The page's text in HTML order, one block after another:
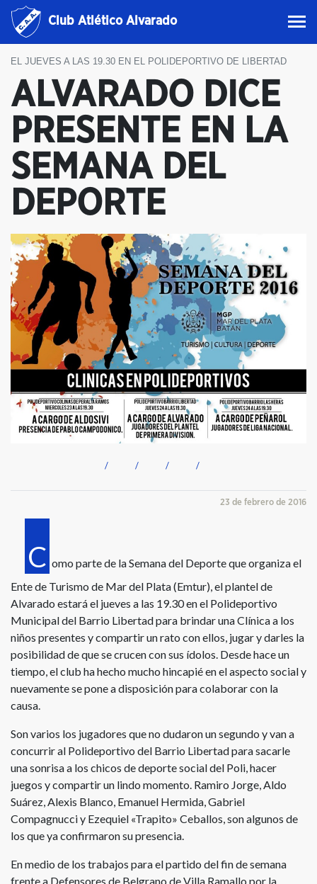
Club Atlético Alvarado
EL JUEVES A LAS 19.30 EN EL POLIDEPORTIVO DE LIBERTAD
ALVARADO DICE
PRESENTE EN LA
SEMANA DEL
DEPORTE
23 de febrero de 2016
C omo parte de la Semana del Deporte que organiza el
Ente de Turismo de Mar del Plata (Emtur), el plantel de
Alvarado estará el jueves a las 19.30 en el Polideportivo
Municipal del Barrio Libertad para brindar una Clínica a los
niños presentes y compartir un rato con ellos, jugar y darles la
posibilidad de que se crucen con sus ídolos. Desde hace un
tiempo, el club ha hecho mucho hincapié en el aspecto social y
nuevamente se pone a disposición para colaborar con la
causa.
Son varios los jugadores que no dudaron un segundo y van a
concurrir al Polideportivo del Barrio Libertad para sacarle
una sonrisa a los chicos de deporte social del Poli, hacer
juegos y compartir un lindo momento. Ramiro Jorge, Aldo
Suárez, Alexis Blanco, Emanuel Hermida, Gabriel
Compagnucci y Ezequiel «Trapito» Ceballos, son algunos de
los que ya confirmaron su presencia.
En medio de los trabajos para el partido del fin de semana
frente a Defensores de Belgrano de Villa Ramallo por la